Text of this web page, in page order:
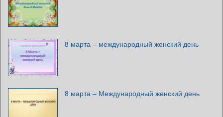
8 марта – международный женский день
8 марта – Международный женский день